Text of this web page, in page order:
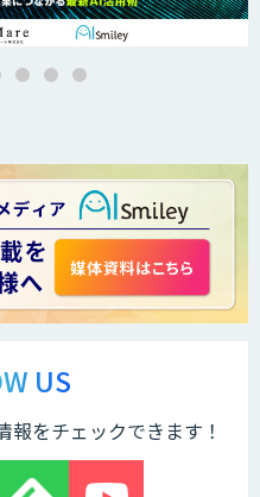
Sales
開発/コンサルティング
ファイ）
US
報をチェックできます！